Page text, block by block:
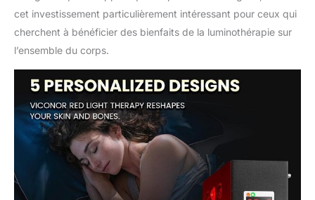
cet investissement particulièrement intéressant pour ceux qui
cherchent à bénéficier des bienfaits de la luminothérapie sur
l’ensemble du corps.